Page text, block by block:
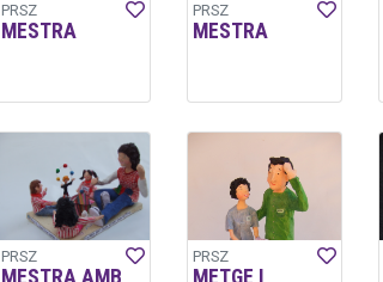
PRSZ
MESTRA
PRSZ
MESTRA
PRSZ
MESTRA AMB
PRSZ
METGE I